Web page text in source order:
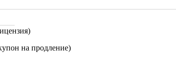
на продление)